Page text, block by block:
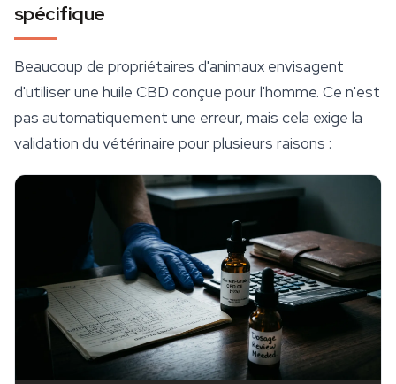
spécifique
Beaucoup de propriétaires d'animaux envisagent
d'utiliser une huile CBD conçue pour l'homme. Ce n'est
pas automatiquement une erreur, mais cela exige la
validation du vétérinaire pour plusieurs raisons :